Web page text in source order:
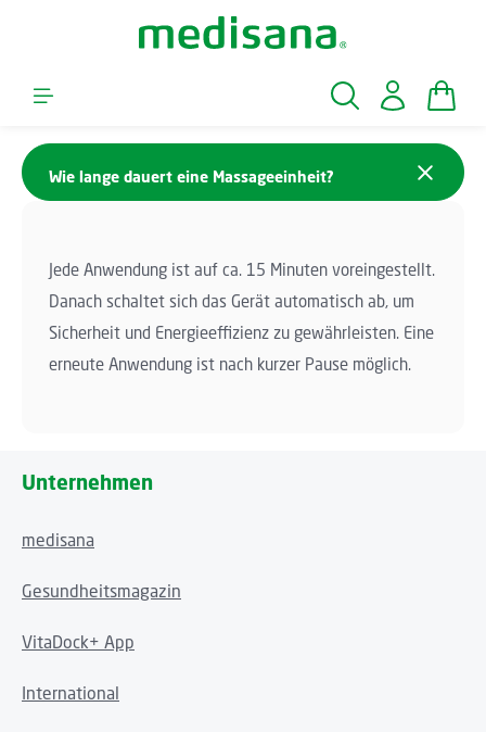
Zum Hauptinhalt springen
Wie lange dauert eine Massageeinheit?
Jede Anwendung ist auf ca. 15 Minuten voreingestellt.
Danach schaltet sich das Gerät automatisch ab, um
Sicherheit und Energieeffizienz zu gewährleisten. Eine
erneute Anwendung ist nach kurzer Pause möglich.
Unternehmen
medisana
Gesundheitsmagazin
VitaDock+ App
International